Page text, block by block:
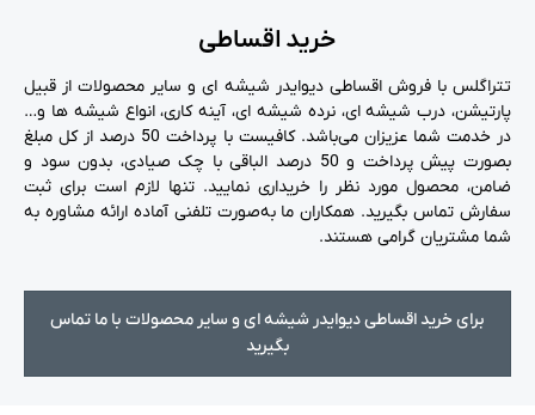
خرید اقساطی
تتراگلس با فروش اقساطی دیوایدر شیشه ای و سایر محصولات از قبیل
پارتیشن، درب شیشه ای، نرده شیشه ای، آینه کاری، انواع شیشه ها و…
در خدمت شما عزیزان می‌باشد. کافیست با پرداخت 50 درصد از کل مبلغ
بصورت پیش پرداخت و 50 درصد الباقی با چک صیادی، بدون سود و
ضامن، محصول مورد نظر را خریداری نمایید. تنها لازم است برای ثبت
سفارش تماس بگیرید. همکاران ما به‌صورت تلفنی آماده ارائه مشاوره به
شما مشتریان گرامی هستند.
برای خرید اقساطی دیوایدر شیشه ای و سایر محصولات با ما تماس
بگیرید